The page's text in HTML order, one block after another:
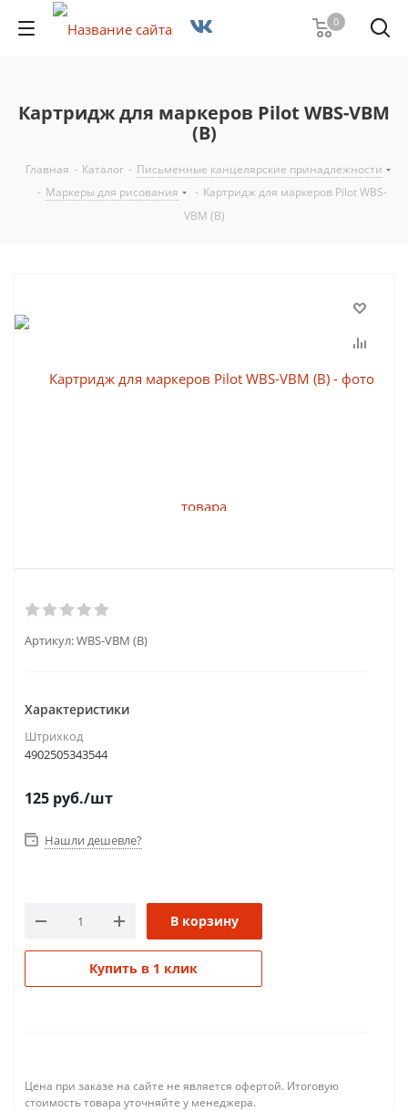
0
Картридж для маркеров Pilot WBS-VBM
(B)
Главная - Каталог - Письменные канцелярские принадлежности
- Маркеры для рисования - Картридж для маркеров Pilot WBS-
VBM (B)
Артикул:WBS-VBM (B)
Характеристики
Штрихкод
4902505343544
125 руб./шт
Нашли дешевле?
В корзину
Купить в 1 клик
Цена при заказе на сайте не является офертой. Итоговую
стоимость товара уточняйте у менеджера.